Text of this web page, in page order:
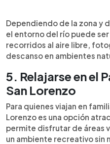
Dependiendo de la zona y
el entorno del río puede
recorridos al aire libre,
descanso en ambientes
5. Relajarse en el
San Lorenzo
Para quienes viajan en
Lorenzo es una opción
permite disfrutar de áreas
un ambiente recreativo sin